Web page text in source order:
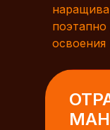
поэтапно
освоения